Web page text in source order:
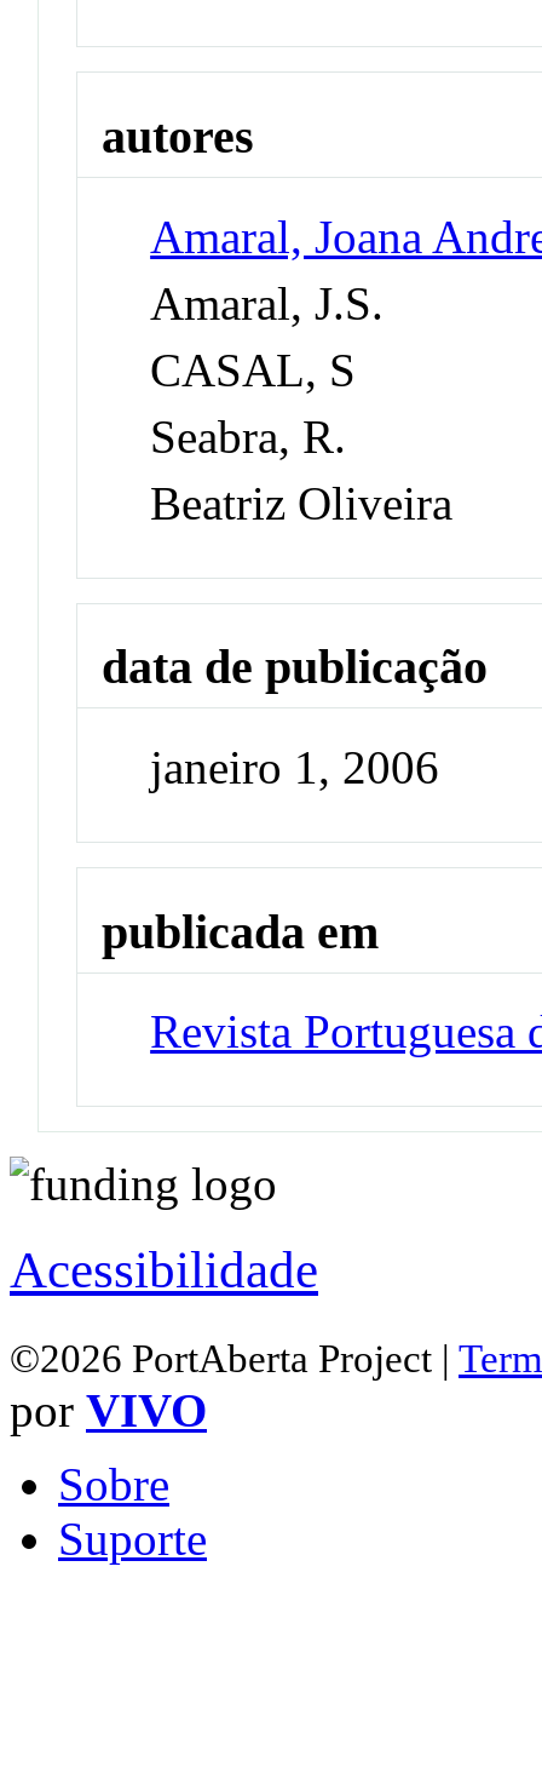
autores
Amaral, Joana
Amaral, J.S.
CASAL, S
Seabra, R.
Beatriz Oliveira
data de publicação
janeiro 1, 2006
publicada em
Revista Portuguesa
Acessibilidade
©2026 PortAberta Project |
por VIVO
Sobre
Suporte